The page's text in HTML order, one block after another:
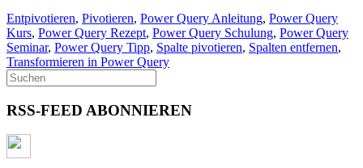
Entpivotieren, Pivotieren, Power Query Anleitung, Power Query
Kurs, Power Query Rezept, Power Query Schulung, Power Query
Seminar, Power Query Tipp, Spalte pivotieren, Spalten entfernen,
Transformieren in Power Query
RSS-FEED ABONNIEREN